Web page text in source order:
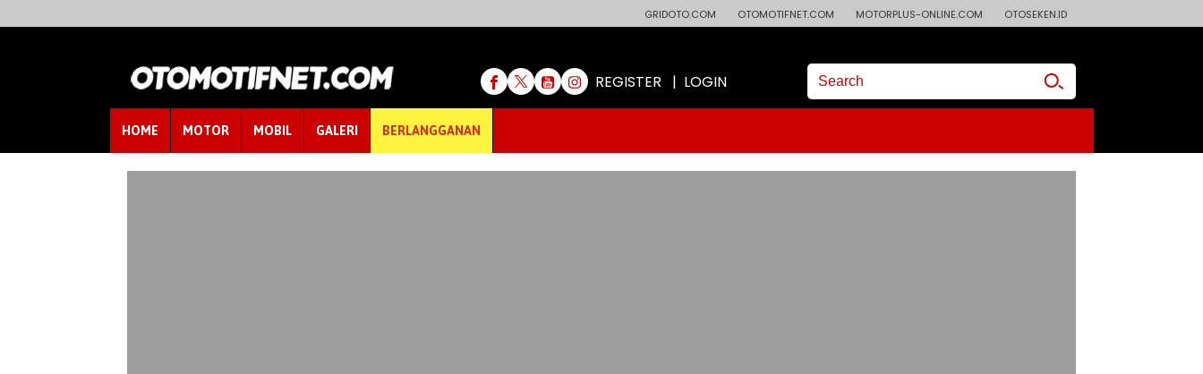
GRIDOTO.COM OTOMOTIFNET.COM MOTORPLUS-ONLINE.COM OTOSEKEN.ID
REGISTER | LOGIN
HOME MOTOR MOBIL GALERI BERLANGGANAN